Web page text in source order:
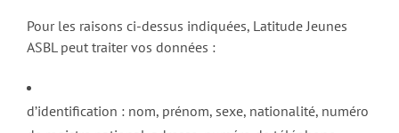
Pour les raisons ci-dessus indiquées, Latitude Jeunes
ASBL peut traiter vos données :
d’identification : nom, prénom, sexe, nationalité, numéro